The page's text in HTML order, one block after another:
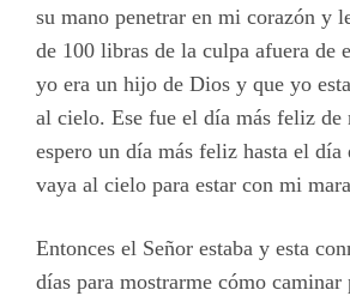
su mano penetrar en mi corazón y
de 100 libras de la culpa afuera de
yo era un hijo de Dios y que yo
al cielo. Ese fue el día más feliz
espero un día más feliz hasta el día
vaya al cielo para estar con mi
Entonces el Señor estaba y esta
días para mostrarme cómo caminar